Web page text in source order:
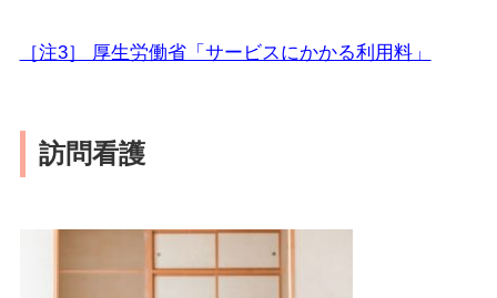
［注3］ 厚生労働省「サービスにかかる利用料」
訪問看護